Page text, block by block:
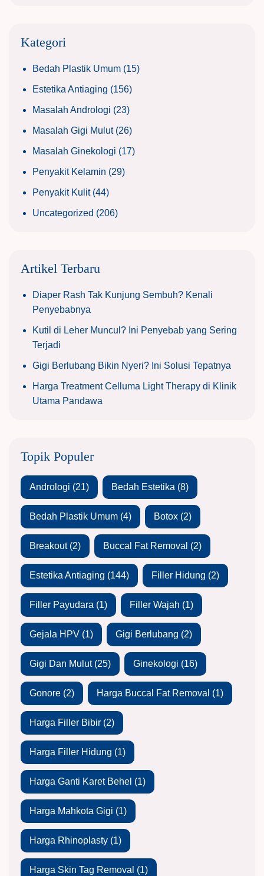
Kategori
Bedah Plastik Umum (15)
Estetika Antiaging (156)
Masalah Andrologi (23)
Masalah Gigi Mulut(26)
Masalah Ginekologi (17)
Penyakit Kelamin (29)
Penyakit Kulit(44)
Uncategorized (206)
Artikel Terbaru
Diaper Rash Tak Kunjung Sembuh? Kenali
Penyebabnya
Kutil di Leher Muncul? Ini Penyebab yang Sering
Terjadi
Gigi Berlubang Bikin Nyeri? Ini Solusi Tepatnya
Harga Treatment Celluma Light Therapy di Klinik
Utama Pandawa
Topik Populer
Andrologi (21) Bedah Estetika (8)
Bedah Plastik Umum (4) Botox (2)
Breakout(2) Buccal Fat Removal (2)
Estetika Antiaging (144) Filler Hidung (2)
Filler Payudara (1) Filler Wajah (1)
Gejala HPV (1) Gigi Berlubang (2)
Gigi Dan Mulut(25) Ginekologi (16)
Gonore (2) Harga Buccal Fat Removal (1)
Harga Filler Bibir (2)
Harga Filler Hidung (1)
Harga Ganti Karet Behel (1)
Harga Mahkota Gigi (1)
Harga Rhinoplasty (1)
Harga Skin Tag Removal (1)